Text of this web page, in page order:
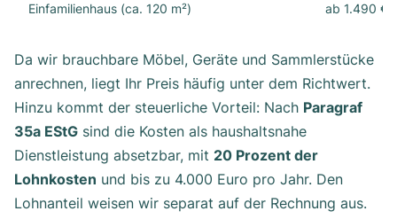
Einfamilienhaus (ca. 120 m²) ab 1.490 €
Da wir brauchbare Möbel, Geräte und Sammlerstücke
anrechnen, liegt Ihr Preis häufig unter dem Richtwert.
Hinzu kommt der steuerliche Vorteil: Nach Paragraf
35a EStG sind die Kosten als haushaltsnahe
Dienstleistung absetzbar, mit 20 Prozent der
Lohnkosten und bis zu 4.000 Euro pro Jahr. Den
Lohnanteil weisen wir separat auf der Rechnung aus.